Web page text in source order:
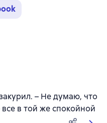
на основе 289 оценок
– Не думаю, что
в той же спокойной